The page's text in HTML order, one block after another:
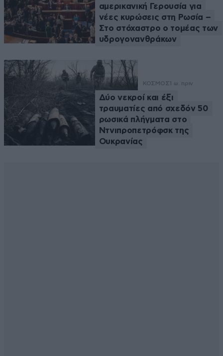
αμερικανική Γερουσία για
νέες κυρώσεις στη Ρωσία –
Στο στόχαστρο ο τομέας των
υδρογονανθράκων
ΚΟΣΜΟΣ 1 ω. πριν
Δύο νεκροί και έξι
τραυματίες από σχεδόν 50
ρωσικά πλήγματα στο
Ντνιπροπετρόφσκ της
Ουκρανίας